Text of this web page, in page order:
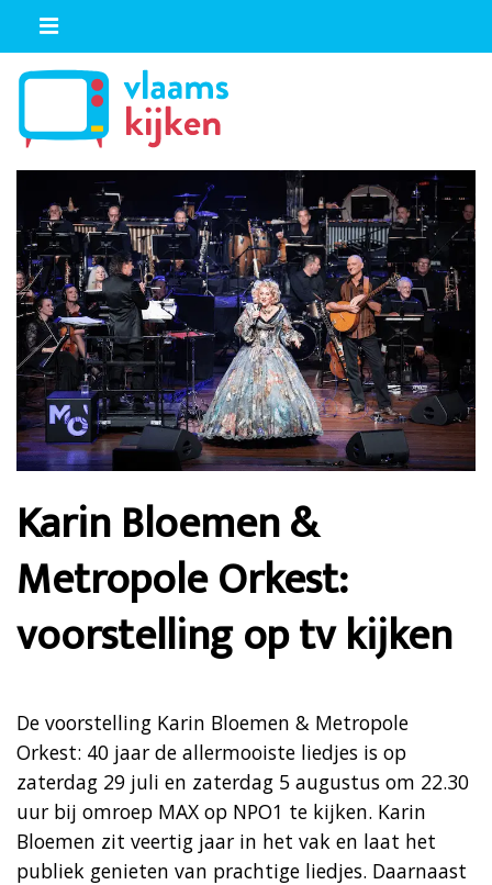
Karin Bloemen &
Metropole Orkest:
voorstelling op tv kijken
De voorstelling Karin Bloemen & Metropole
Orkest: 40 jaar de allermooiste liedjes is op
zaterdag 29 juli en zaterdag 5 augustus om 22.30
uur bij omroep MAX op NPO1 te kijken. Karin
Bloemen zit veertig jaar in het vak en laat het
publiek genieten van prachtige liedjes. Daarnaast